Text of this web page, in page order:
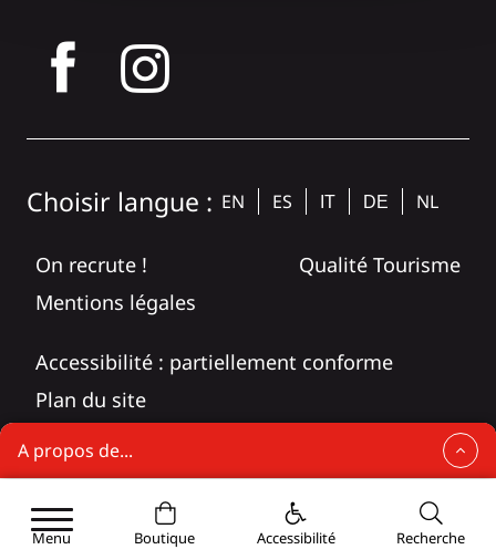
A propos de...
Fleurons de filières
Blédina
Choisir langue : EN ES IT DE NL
On recrute !
Qualité Tourisme
Mentions légales
Accessibilité : partiellement conforme
Plan du site
Menu Boutique Accessibilité Recherche